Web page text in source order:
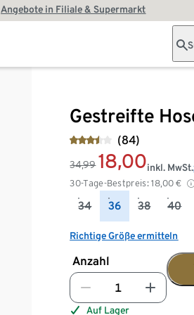
Angebote in Filiale & Supermarkt
Gestreifte
(84)
34,99 18,00
30-Tage-Bestpreis: 18,00 €
inkl. MwSt.
34 36 38 40
Richtige Größe ermitteln
Anzahl
Auf Lager